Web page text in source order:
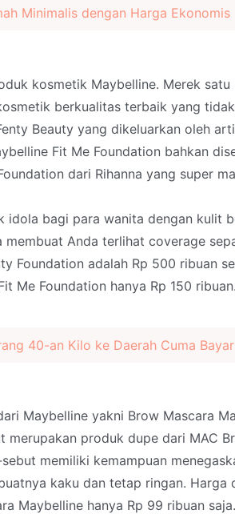
Minimalis dengan Harga Ekonomis
kosmetik Maybelline. Merek satu
berkualitas terbaik yang
Beauty yang dikeluarkan oleh
Fit Me Foundation bahkan
dari Rihanna yang super
idola bagi para wanita dengan kulit
Anda terlihat coverage
Foundation adalah Rp 500 ribuan
Me Foundation hanya Rp 150 ribuan.
40-an Kilo ke Daerah Cuma
Maybelline yakni Brow Mascara
merupakan produk dupe dari MAC
memiliki kemampuan
kaku dan tetap ringan. Harga
Maybelline hanya Rp 99 ribuan saja.